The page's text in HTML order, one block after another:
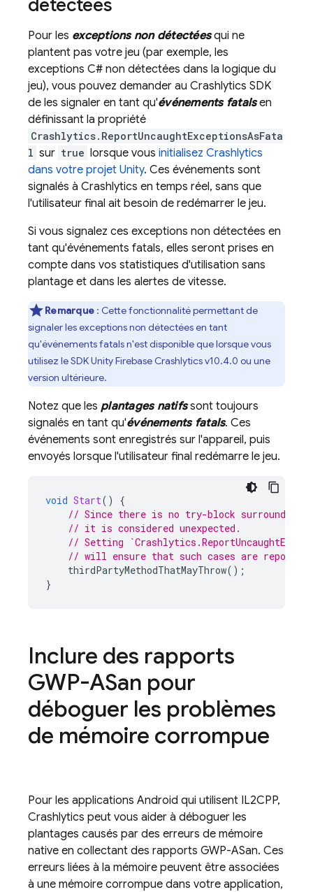
détectées
Pour les exceptions non détectéesqui ne
plantent pas votre jeu (par exemple, les
exceptions C# non détectées dans la logique du
jeu), vous pouvez demander au Crashlytics SDK
de les signaler en tant qu'événements fatalsen
définissant la propriété
Crashlytics.ReportUncaughtExceptionsAsFata
l sur true lorsque vous initialisez Crashlytics
dans votre projet Unity. Ces événements sont
signalés à Crashlytics en temps réel, sans que
l'utilisateur final ait besoin de redémarrer le jeu.
Si vous signalez ces exceptions non détectées en
tant qu'événements fatals, elles seront prises en
compte dans vos statistiques d'utilisation sans
plantage et dans les alertes de vitesse.
Remarque : Cette fonctionnalité permettant de
signaler les exceptions non détectées en tant
qu'événements fatals n'est disponible que lorsque vous
utilisez le SDK UnityFirebase Crashlyticsv10.4.0 ou une
version ultérieure.
Notez que les plantages natifssont toujours
signalés en tant qu'événements fatals. Ces
événements sont enregistrés sur l'appareil, puis
envoyés lorsque l'utilisateur final redémarre le jeu.
void Start()
{
// Since there is no try-block
// it is considered unexpected.
// Setting
// will ensure that such cases are
thirdPartyMethodThatMayThrow();
}
Inclure des rapports
GWP-ASan pour
déboguer les problèmes
de mémoire corrompue
Pour les applications Android qui utilisent IL2CPP,
Crashlytics peut vous aider à déboguer les
plantages causés par des erreurs de mémoire
native en collectant des rapports GWP-ASan. Ces
erreurs liées à la mémoire peuvent être associées
à une mémoire corrompue dans votre application,